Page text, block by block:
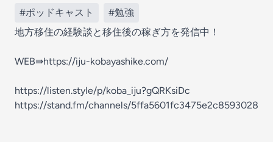
#ポッドキャスト
#勉強
地方移住の経験談と移住後の稼ぎ方を発信中！
WEB⇛https://iju-kobayashike.com/
https://listen.style/p/koba_iju?gQRKsiDc
https://stand.fm/channels/5ffa5601fc3475e2c8593028